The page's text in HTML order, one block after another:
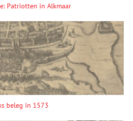
Patriotten in Alkmaar
beleg in 1573